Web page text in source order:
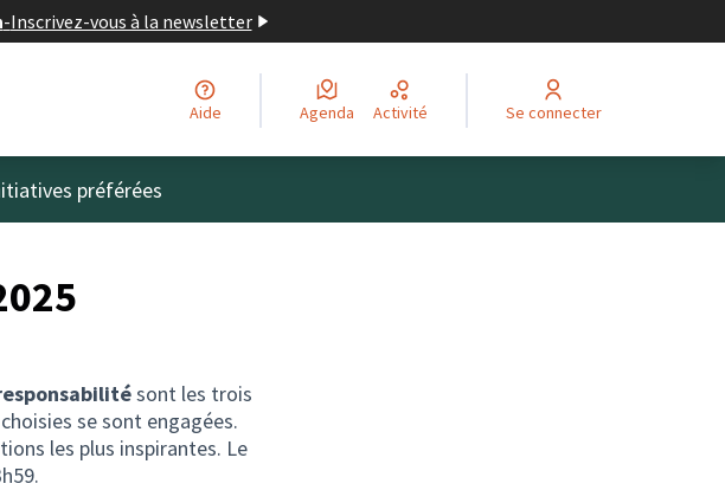
-Inscrivez-vous à la newsletter
Aide Agenda Activité Se connecter
préférées
sont les trois
se sont engagées.
les plus inspirantes. Le